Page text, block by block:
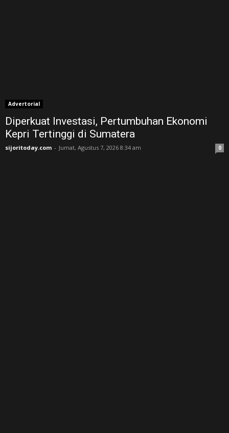
Advertorial
Diperkuat Investasi, Pertumbuhan Ekonomi
Kepri Tertinggi di Sumatera
sijoritoday.com - Jumat, Agustus 7, 2026 8:34 am 0